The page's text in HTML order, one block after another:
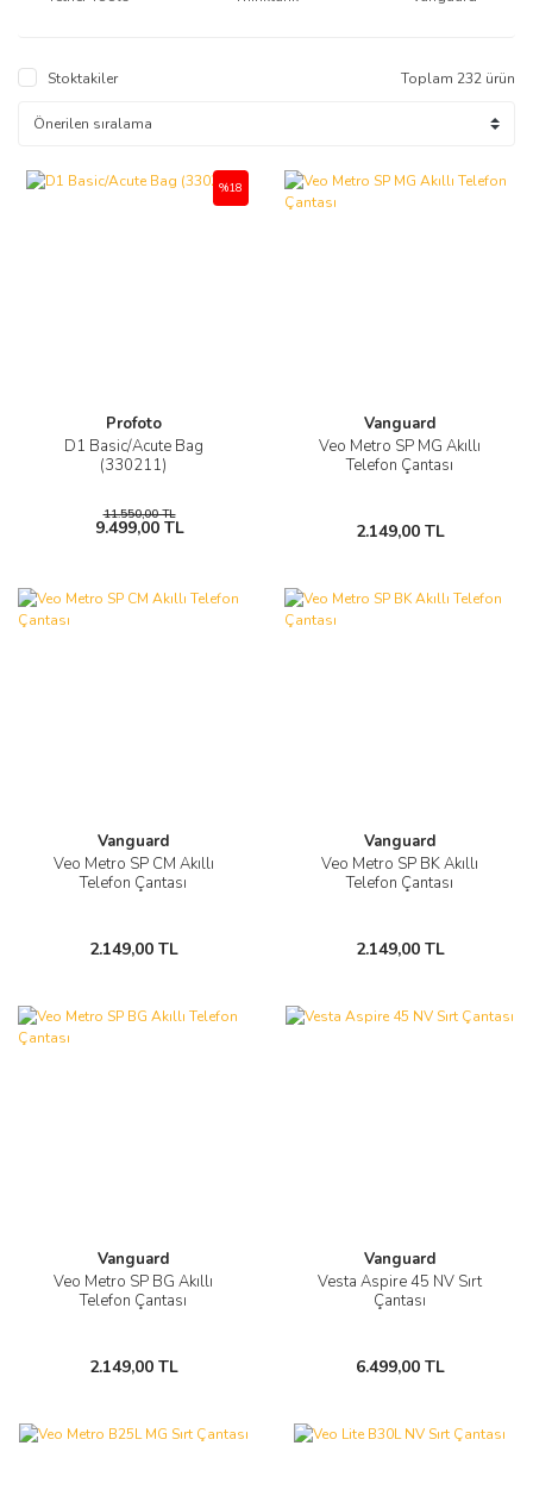
Stoktakiler Toplam 232 ürün
Profoto
D1 Basic/Acute Bag
(330211)
%18
11.550,00 TL
9.499,00 TL
Vanguard
Veo Metro SP MG Akıllı
Telefon Çantası
2.149,00 TL
Vanguard
Veo Metro SP CM Akıllı
Telefon Çantası
2.149,00 TL
Vanguard
Veo Metro SP BK Akıllı
Telefon Çantası
2.149,00 TL
Vanguard
Veo Metro SP BG Akıllı
Telefon Çantası
2.149,00 TL
Vanguard
Vesta Aspire 45 NV Sırt
Çantası
6.499,00 TL